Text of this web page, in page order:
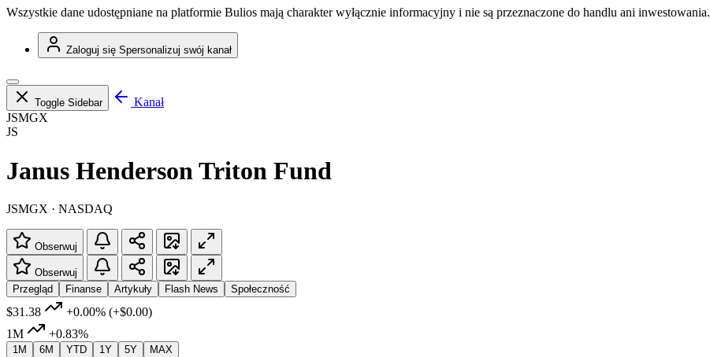
Wszystkie dane udostępniane na platformie Bulios mają charakter wyłącznie informacyjny i nie są przeznaczone do handlu ani inwestowania.
Zaloguj się Spersonalizuj swój kanał
Toggle Sidebar
Kanał
JSMGX
JS
Janus Henderson Triton Fund
JSMGX · NASDAQ
Obserwuj
Obserwuj
Przegląd
Finanse Artykuły Flash News Społeczność
$31.38 +0.00% (+$0.00)
1M
+0.83%
1M 6M YTD 1Y 5Y MAX